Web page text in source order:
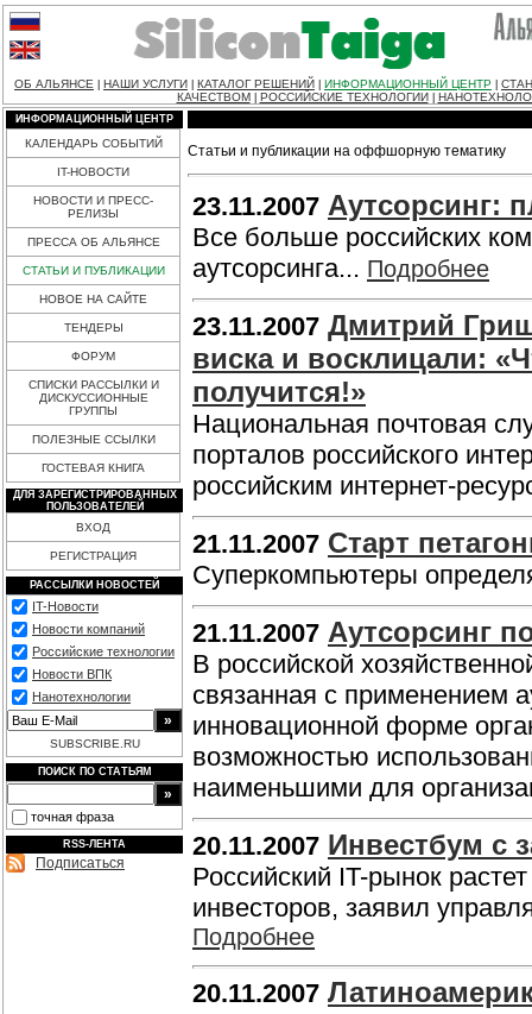
ОБ АЛЬЯНСЕ НАШИ УСЛУГИ КАТАЛОГ РЕШЕНИЙ ИНФОРМАЦИОННЫЙ ЦЕНТР
КАЧЕСТВОМ
РОССИЙСКИЕ ТЕХНОЛОГИИ
ИНФОРМАЦИОННЫЙ ЦЕНТР
КАЛЕНДАРЬ СОБЫТИЙ
IT-НОВОСТИ
НОВОСТИ И ПРЕСС-
РЕЛИЗЫ
ПРЕССА ОБ АЛЬЯНСЕ
СТАТЬИ И ПУБЛИКАЦИИ
НОВОЕ НА САЙТЕ
ТЕНДЕРЫ
ФОРУМ
СПИСКИ РАССЫЛКИ И
ДИСКУССИОННЫЕ
ГРУППЫ
ПОЛЕЗНЫЕ ССЫЛКИ
ГОСТЕВАЯ КНИГА
ДЛЯ ЗАРЕГИСТРИРОВАННЫХ
ПОЛЬЗОВАТЕЛЕЙ
ВХОД
РЕГИСТРАЦИЯ
РАССЫЛКИ НОВОСТЕЙ
IT-Новости
Новости компаний
Российские технологии
Новости ВПК
Нанотехнологии
SUBSCRIBE.RU
ПОИСК ПО СТАТЬЯМ
точная фраза
RSS-ЛЕНТА
Подписаться
Статьи и публикации на оффшорную тематику
23.11.2007 Аутсорсинг:
Все больше российских
аутсорсинга... Подробнее
23.11.2007 Дмитрий
виска и восклицали:
получится!»
Национальная почтовая
порталов российского
российским интернет-
21.11.2007 Старт
Суперкомпьютеры
21.11.2007 Аутсорсинг
В российской
связанная с применением
инновационной форме
возможностью
наименьшими для
20.11.2007 Инвестбум с
Российский IT-рынок
инвесторов, заявил
Подробнее
20.11.2007